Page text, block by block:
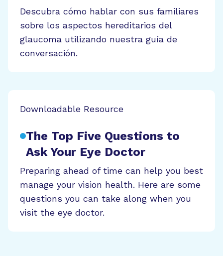
Descubra cómo hablar con sus familiares
sobre los aspectos hereditarios del
glaucoma utilizando nuestra guía de
conversación.
Downloadable Resource
The Top Five Questions to
Ask Your Eye Doctor
Preparing ahead of time can help you best
manage your vision health. Here are some
questions you can take along when you
visit the eye doctor.